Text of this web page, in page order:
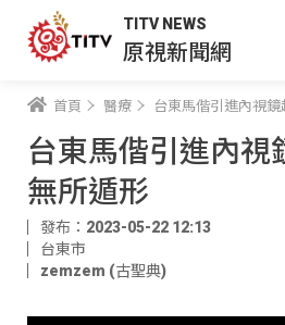
TITV NEWS
原視新聞網
首頁 醫療 台東馬偕引進內視
台東馬偕引進內視
無所遁形
發布：2023-05-22 12:13
台東市
zemzem (古聖典)